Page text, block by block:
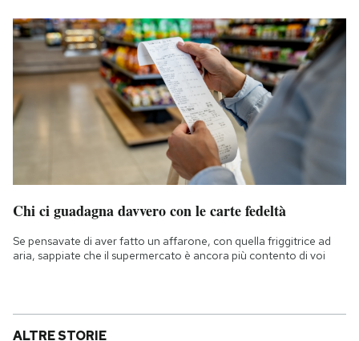
Chi ci guadagna davvero con le carte fedeltà
Se pensavate di aver fatto un affarone, con quella friggitrice ad
aria, sappiate che il supermercato è ancora più contento di voi
ALTRE STORIE